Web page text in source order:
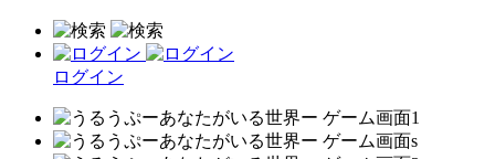
ログイン